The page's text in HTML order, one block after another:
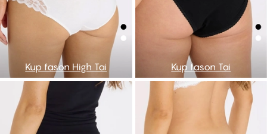
Kup fason High Tai Kup fason Tai